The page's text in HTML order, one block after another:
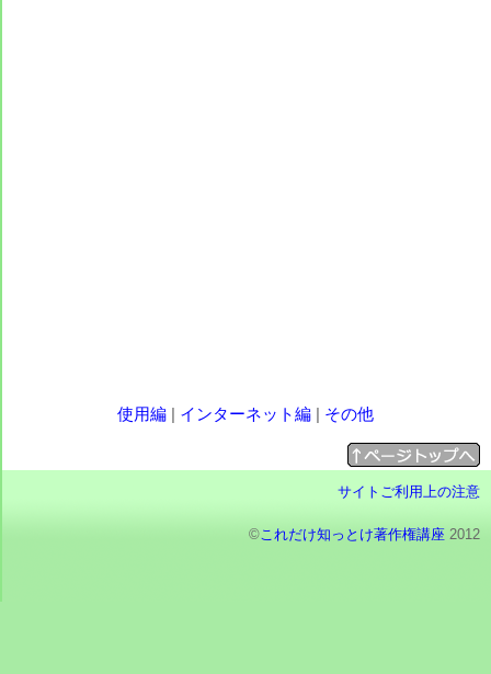
使用編 | インターネット編 | その他
サイトご利用上の注意
©これだけ知っとけ著作権講座 2012